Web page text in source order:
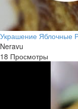
Украшение Яблочные
Neravu
18 Просмотры